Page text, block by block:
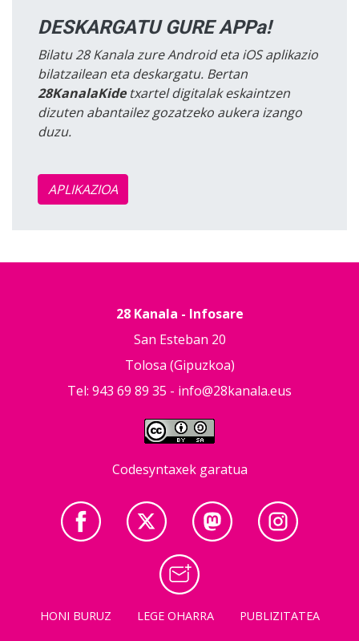
DESKARGATU GURE APPa!
Bilatu 28 Kanala zure Android eta iOS aplikazio
bilatzailean eta deskargatu. Bertan
28KanalaKidetxartel digitalak eskaintzen
dizuten abantailez gozatzeko aukera izango
duzu.
APLIKAZIOA
28 Kanala - Infosare
San Esteban 20
Tolosa (Gipuzkoa)
Tel: 943 69 89 35 - info@28kanala.eus
Codesyntaxek garatua
HONI BURUZ LEGE OHARRA
PUBLIZITATEA